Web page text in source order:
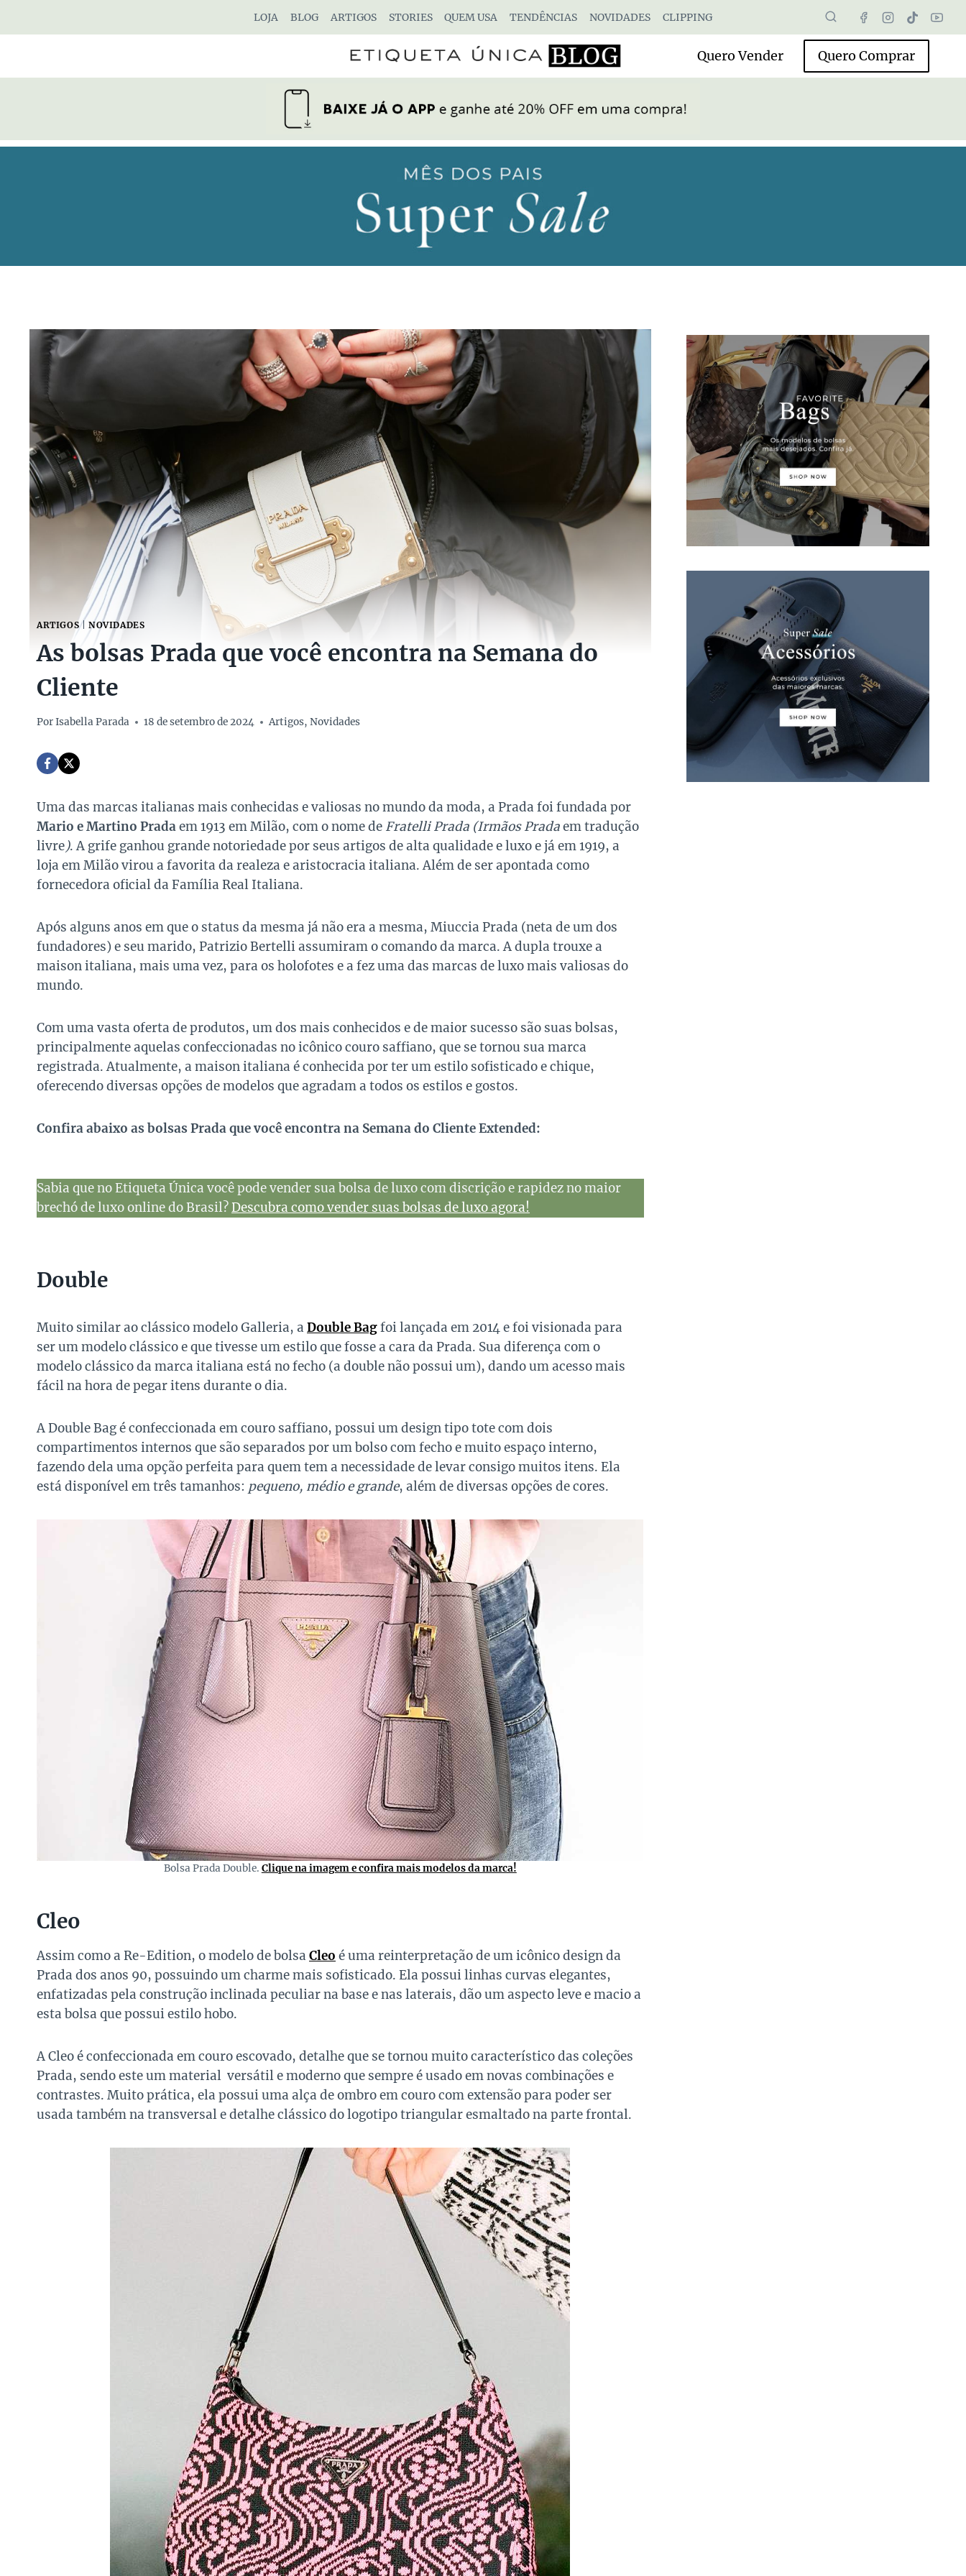
LOJA BLOG ARTIGOS STORIES QUEM USA TENDÊNCIAS NOVIDADES CLIPPING
Quero Vender Quero Comprar
ARTIGOS| NOVIDADES
As bolsas Prada que você encontra na Semana do
Cliente
PorIsabella Parada 18 de setembro de 2024 Artigos,Novidades
Uma das marcas italianas mais conhecidas e valiosas no mundo da moda, a Prada foi fundada por
Mario e Martino Pradaem 1913 em Milão, com o nome de Fratelli Prada (Irmãos Pradaem tradução
livre). A grife ganhou grande notoriedade por seus artigos de alta qualidade e luxo e já em 1919, a
loja em Milão virou a favorita da realeza e aristocracia italiana. Além de ser apontada como
fornecedora oficial da Família Real Italiana.
Após alguns anos em que o status da mesma já não era a mesma, Miuccia Prada (neta de um dos
fundadores) e seu marido, Patrizio Bertelli assumiram o comando da marca. A dupla trouxe a
maison italiana, mais uma vez, para os holofotes e a fez uma das marcas de luxo mais valiosas do
mundo.
Com uma vasta oferta de produtos, um dos mais conhecidos e de maior sucesso são suas bolsas,
principalmente aquelas confeccionadas no icônico couro saffiano, que se tornou sua marca
registrada. Atualmente, a maison italiana é conhecida por ter um estilo sofisticado e chique,
oferecendo diversas opções de modelos que agradam a todos os estilos e gostos.
Confira abaixo as bolsas Prada que você encontra na Semana do Cliente Extended:
Sabia que no Etiqueta Única você pode vender sua bolsa de luxo com discrição e rapidez no maior
brechó de luxo online do Brasil?Descubra como vender suas bolsas de luxo agora!
Double
Muito similar ao clássico modelo Galleria, a Double Bagfoi lançada em 2014 e foi visionada para
ser um modelo clássico e que tivesse um estilo que fosse a cara da Prada. Sua diferença com o
modelo clássico da marca italiana está no fecho (a double não possui um), dando um acesso mais
fácil na hora de pegar itens durante o dia.
A Double Bag é confeccionada em couro saffiano, possui um design tipo tote com dois
compartimentos internos que são separados por um bolso com fecho e muito espaço interno,
fazendo dela uma opção perfeita para quem tem a necessidade de levar consigo muitos itens. Ela
está disponível em três tamanhos: pequeno, médio e grande, além de diversas opções de cores.
Bolsa Prada Double. Clique na imagem e confira mais modelos da marca!
Cleo
Assim como a Re-Edition, o modelo de bolsa Cleo é uma reinterpretação de um icônico design da
Prada dos anos 90, possuindo um charme mais sofisticado. Ela possui linhas curvas elegantes,
enfatizadas pela construção inclinada peculiar na base e nas laterais, dão um aspecto leve e macio a
esta bolsa que possui estilo hobo.
A Cleo é confeccionada em couro escovado, detalhe que se tornou muito característico das coleções
Prada, sendo este um material versátil e moderno que sempre é usado em novas combinações e
contrastes. Muito prática, ela possui uma alça de ombro em couro com extensão para poder ser
usada também na transversal e detalhe clássico do logotipo triangular esmaltado na parte frontal.